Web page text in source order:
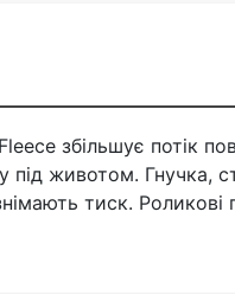
збільшує потік
животом. Гнучка,
тиск. Роликові